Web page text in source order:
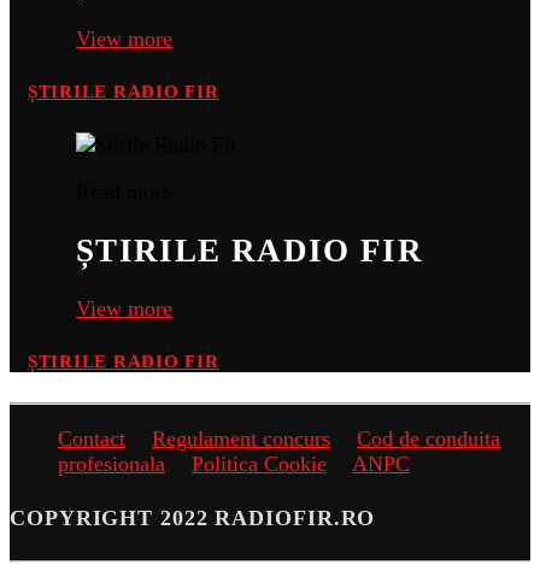
View more
ȘTIRILE RADIO FIR
ȘTIRILE RADIO FIR
View more
ȘTIRILE RADIO FIR
Contact Regulament concurs
Cod de conduita
profesionala
Politica Cookie ANPC
COPYRIGHT 2022 RADIOFIR.RO